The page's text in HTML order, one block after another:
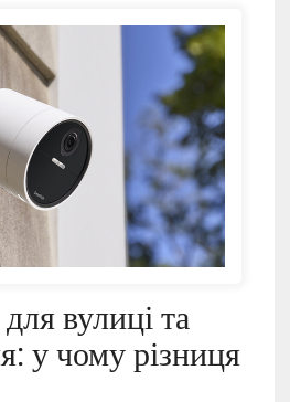
вулиці та
у чому різниця